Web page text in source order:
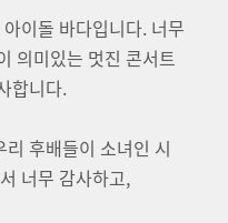
이돌 바다입니다. 너무
의미있는 멋진 콘서트
합니다.
후배들이 소녀인 시
너무 감사하고,